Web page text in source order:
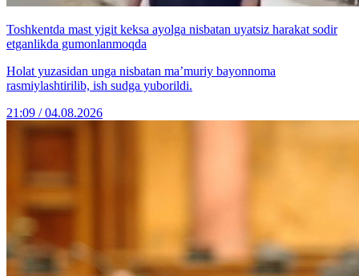
Toshkentda mast yigit keksa ayolga nisbatan uyatsiz harakat sodir
etganlikda gumonlanmoqda
Holat yuzasidan unga nisbatan ma’muriy bayonnoma
rasmiylashtirilib, ish sudga yuborildi.
21:09 / 04.08.2026